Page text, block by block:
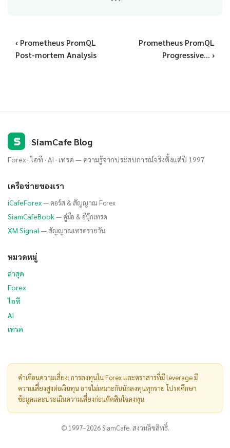
‹ Prometheus PromQL
Post-mortem Analysis
Prometheus PromQL
Progressive... ›
S SiamCafe Blog
Forex · ไอที · AI · เทรด — ความรู้จากประสบการณ์จริงตั้งแต่ปี 1997
เครือข่ายของเรา
iCafeForex— คอร์ส & สัญญาณ Forex
SiamCafeBook— คู่มือ & อีบุ๊กเทรด
XM Signal — สัญญาณเทรดรายวัน
หมวดหมู่
ล่าสุด
Forex
ไอที
AI
เทรด
คำเตือนความเสี่ยง: การลงทุนใน Forex และตราสารที่มี leverage มี
ความเสี่ยงสูงต่อเงินทุน อาจไม่เหมาะกับนักลงทุนทุกราย โปรดศึกษา
ข้อมูลและประเมินความเสี่ยงก่อนตัดสินใจลงทุน
© 1997–2026 SiamCafe. สงวนลิขสิทธิ์.